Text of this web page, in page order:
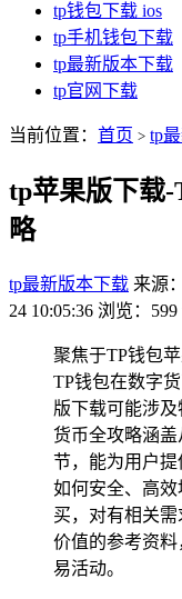
tp钱包下载 ios
tp手机钱包下载
tp最新版本下载
tp官网下载
当前位置： 首页 > tp
tp苹果版下载
略
tp最新版本下载 来源
24 10:05:36 浏览：599
聚焦于TP钱包
TP钱包在数字
版下载可能涉
货币全攻略涵
节，能为用户
如何安全、高
买，对有相关
价值的参考资
易活动。